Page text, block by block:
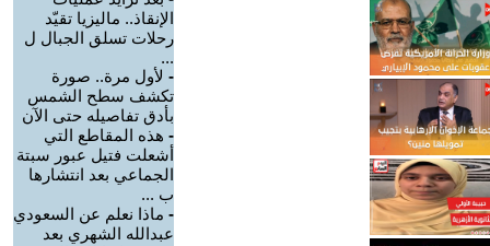
الإنقاذ.. ماليزيا تقيّد
رحلات تسلق الجبال ل
...
- لأول مرة.. صورة
تكشف سطح الشمس
بأدق تفاصيله حتى الآن
- هذه المقاطع التي
أشعلت فتيل عبور سبتة
الجماعي بعد انتشارها
ب ...
- ماذا نعلم عن السعودي
عبدالله الشهري بعد